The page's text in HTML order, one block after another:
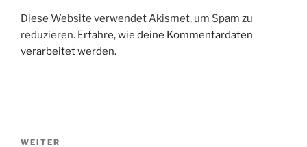
Diese Website verwendet Akismet, um Spam zu
reduzieren. Erfahre, wie deine Kommentardaten
verarbeitet werden.
Nächster
WEITER